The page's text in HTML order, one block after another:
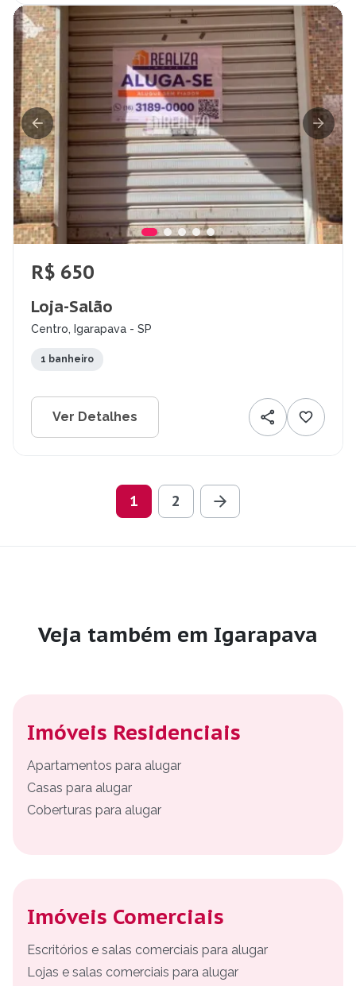
R$ 650
Loja-Salão
Centro, Igarapava - SP
1 banheiro
Ver Detalhes
1 2
Veja também em Igarapava
Imóveis Residenciais
Apartamentos para alugar
Casas para alugar
Coberturas para alugar
Imóveis Comerciais
Escritórios e salas comerciais para alugar
Lojas e salas comerciais para alugar